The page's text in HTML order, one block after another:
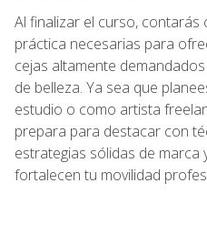
Al finalizar el curso, contarás
práctica necesarias para
cejas altamente
de belleza. Ya sea que
estudio o como artista
prepara para destacar con
estrategias sólidas de marca
fortalecen tu movilidad